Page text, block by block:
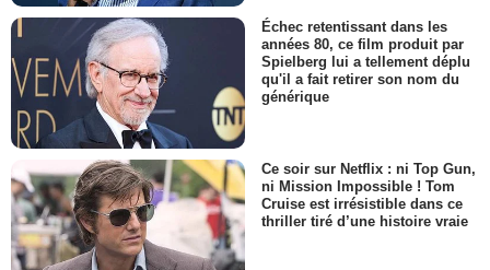
Échec retentissant dans les
années 80, ce film produit par
Spielberg lui a tellement déplu
qu'il a fait retirer son nom du
générique
Ce soir sur Netflix : ni Top Gun,
ni Mission Impossible ! Tom
Cruise est irrésistible dans ce
thriller tiré d’une histoire vraie